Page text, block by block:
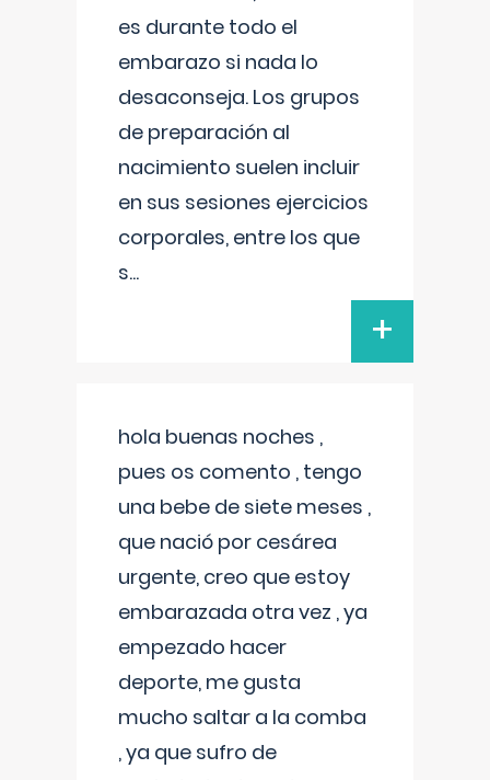
es durante todo el
embarazo si nada lo
desaconseja. Los grupos
de preparación al
nacimiento suelen incluir
en sus sesiones ejercicios
corporales, entre los que
s...
+
hola buenas noches ,
pues os comento , tengo
una bebe de siete meses ,
que nació por cesárea
urgente, creo que estoy
embarazada otra vez , ya
empezado hacer
deporte, me gusta
mucho saltar a la comba
, ya que sufro de